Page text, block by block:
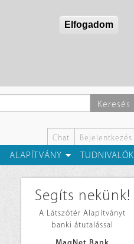
Elfogadom
Keresés
Chat Bejelentkezés
ALAPÍTVÁNY TUDNIVALÓK
Segíts nekünk!
A Látszótér Alapítványt
banki átutalással